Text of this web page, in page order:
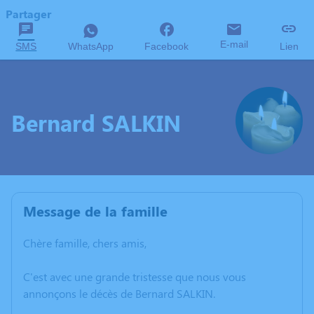
Partager
SMS WhatsApp Facebook E-mail Lien
Bernard SALKIN
Message de la famille
Chère famille, chers amis,
C'est avec une grande tristesse que nous vous
annonçons le décès de Bernard SALKIN.